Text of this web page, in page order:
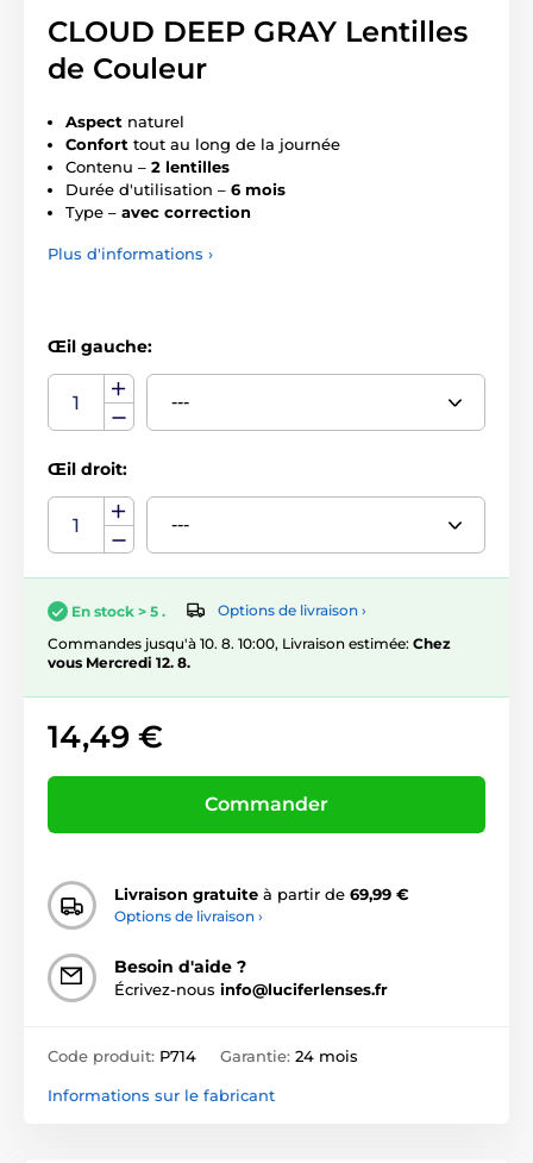
CLOUD DEEP GRAY Lentilles
de Couleur
Aspect naturel
Confort tout au long de la journée
Contenu – 2 lentilles
Durée d'utilisation – 6 mois
Type – avec correction
Plus d'informations ›
Œil gauche:
Œil droit:
En stock > 5 .
Options de livraison ›
Commandes jusqu'à 10. 8. 10:00, Livraison estimée: Chez
vous Mercredi 12. 8.
14,49 €
Commander
Livraison gratuite à partir de 69,99 €
Options de livraison ›
Besoin d'aide ?
Écrivez-nous info@luciferlenses.fr
Code produit: P714 Garantie: 24 mois
Informations sur le fabricant